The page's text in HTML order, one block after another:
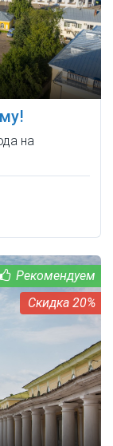
на
20%